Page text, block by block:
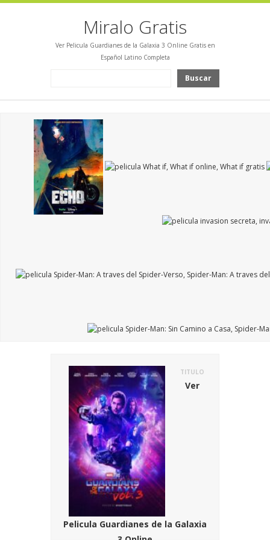
Miralo Gratis
Ver Pelicula Guardianes de la Galaxia 3 Online Gratis en
Español Latino Completa
Buscar
TITULO
Ver
Pelicula Guardianes de la Galaxia